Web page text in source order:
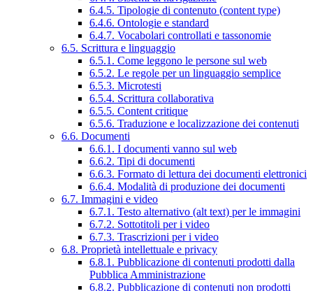
6.4.5. Tipologie di contenuto (content type)
6.4.6. Ontologie e standard
6.4.7. Vocabolari controllati e tassonomie
6.5. Scrittura e linguaggio
6.5.1. Come leggono le persone sul web
6.5.2. Le regole per un linguaggio semplice
6.5.3. Microtesti
6.5.4. Scrittura collaborativa
6.5.5. Content critique
6.5.6. Traduzione e localizzazione dei contenuti
6.6. Documenti
6.6.1. I documenti vanno sul web
6.6.2. Tipi di documenti
6.6.3. Formato di lettura dei documenti elettronici
6.6.4. Modalità di produzione dei documenti
6.7. Immagini e video
6.7.1. Testo alternativo (alt text) per le immagini
6.7.2. Sottotitoli per i video
6.7.3. Trascrizioni per i video
6.8. Proprietà intellettuale e privacy
6.8.1. Pubblicazione di contenuti prodotti dalla
Pubblica Amministrazione
6.8.2. Pubblicazione di contenuti non prodotti